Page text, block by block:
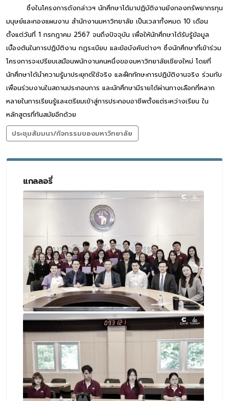
ซึ่งในโครงการดังกล่าวฯ นักศึกษาได้มาปฏิบัติงานยังกองทรัพยากรทุน
มนุษย์และกองแผนงาน สำนักงานมหาวิทยาลัย เป็นเวลาทั้งหมด 10 เดือน
ตั้งแต่วันที่ 1 กรกฎาคม 2567 จนถึงปัจจุบัน เพื่อให้นักศึกษาได้รับรู้ข้อมูล
เบื้องต้นในการปฏิบัติงาน กฎระเบียบ และข้อบังคับต่างๆ ซึ่งนักศึกษาที่เข้าร่วม
โครงการจะเปรียบเสมือนพนักงานคนหนึ่งของมหาวิทยาลัยเชียงใหม่ โดยที่
นักศึกษาได้นำความรู้มาประยุกต์ใช้จริง และฝึกทักษะการปฏิบัติงานจริง ร่วมกับ
เพื่อนร่วมงานในสถานประกอบการ และนักศึกษามีรายได้ผ่านทางเลือกที่หลาก
หลายในการเรียนรู้และเตรียมเข้าสู่การประกอบอาชีพตั้งแต่ระหว่างเรียน ใน
หลักสูตรที่ทันสมัยอีกด้วย
ประชุมสัมมนา/กิจกรรมของมหาวิทยาลัย
แกลลอรี่